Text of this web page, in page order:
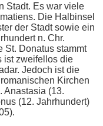
Stadt. Es war viele
Die Halbinsel
der Stadt sowie ein
n. Chr.
St. Donatus stammt
ist zweifellos die
Jedoch ist die
Kirchen
Anastasia (13.
(12. Jahrhundert)